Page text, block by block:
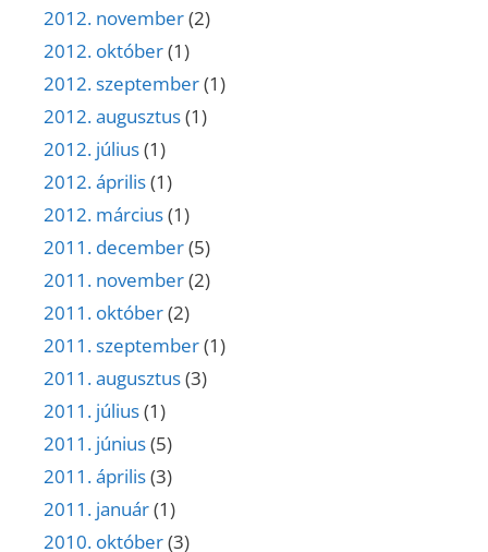
2012. november(2)
2012. október(1)
2012. szeptember(1)
2012. augusztus(1)
2012. július(1)
2012. április(1)
2012. március(1)
2011. december(5)
2011. november(2)
2011. október(2)
2011. szeptember(1)
2011. augusztus(3)
2011. július(1)
2011. június(5)
2011. április(3)
2011. január(1)
2010. október(3)